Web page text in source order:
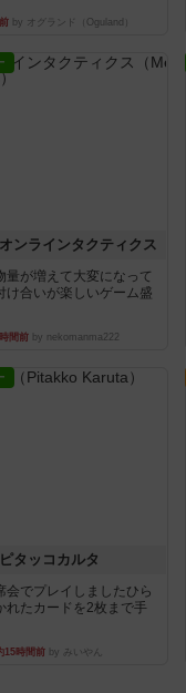
by オグランド（Oguland）
ンラインタクティクス
量が増えて大変になって
け合いが楽しいゲーム盛
間前 by nekomanma222
ピタッコカルタ
会でプレイしましたひら
れたカードを2枚まで手
15時間前 by みいやん